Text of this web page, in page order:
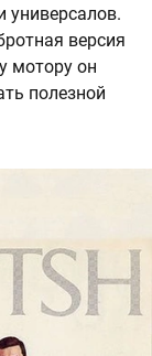
универсалов.
версия
мотору он
полезной